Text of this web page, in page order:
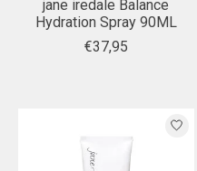
jane iredale Balance
Hydration Spray 90ML
€37,95